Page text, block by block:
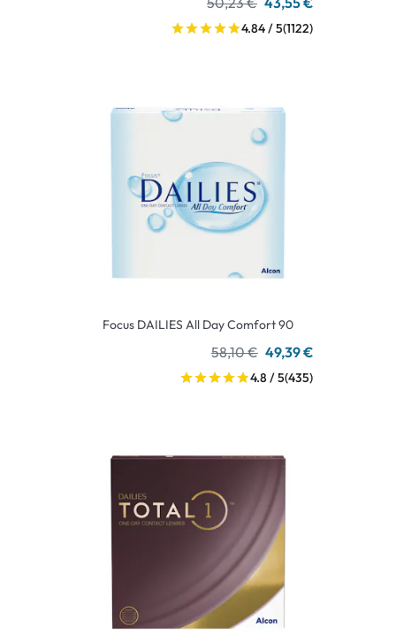
4.84 / 5(1122)
Focus DAILIES All Day Comfort 90
58,10 € 49,39 €
4.8 / 5(435)